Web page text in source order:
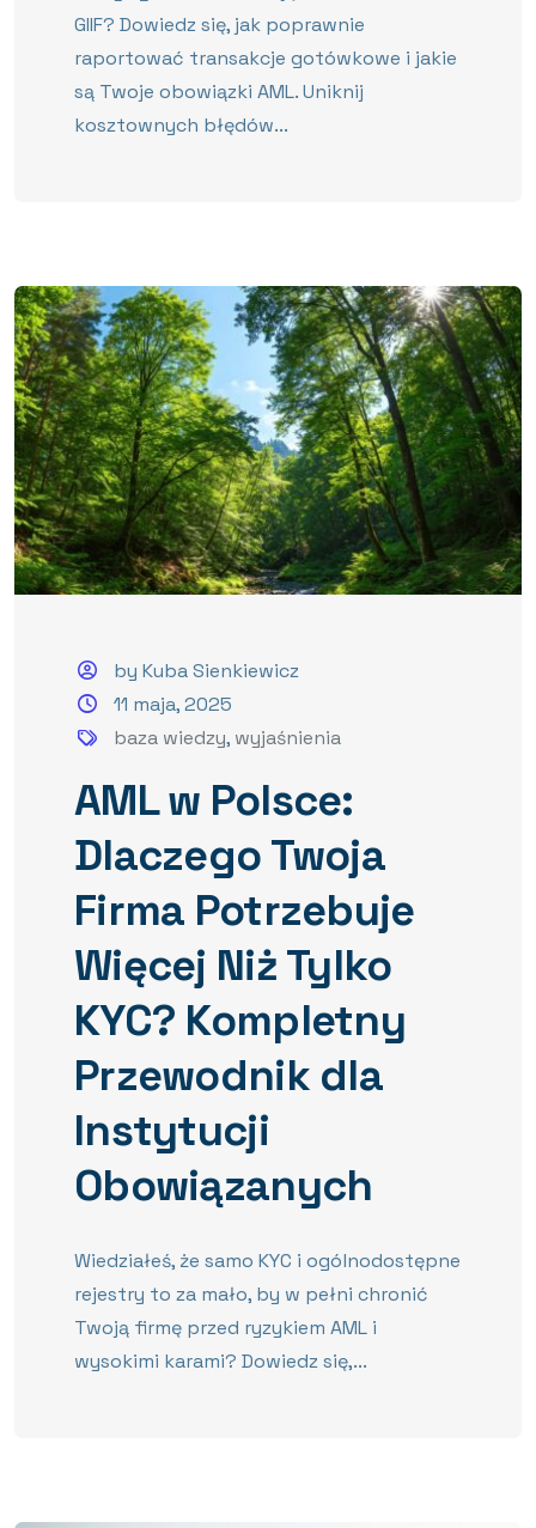
GIIF? Dowiedz się, jak poprawnie
raportować transakcje gotówkowe i jakie
są Twoje obowiązki AML. Uniknij
kosztownych błędów...
by Kuba Sienkiewicz
11 maja, 2025
baza wiedzy, wyjaśnienia
AML w Polsce:
Dlaczego Twoja
Firma Potrzebuje
Więcej Niż Tylko
KYC? Kompletny
Przewodnik dla
Instytucji
Obowiązanych
Wiedziałeś, że samo KYC i ogólnodostępne
rejestry to za mało, by w pełni chronić
Twoją firmę przed ryzykiem AML i
wysokimi karami? Dowiedz się,...